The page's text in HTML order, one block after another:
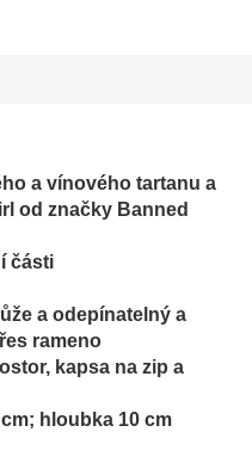
a vínového tartanu a
od značky Banned
části
a odepínatelný a
rameno
kapsa na zip a
hloubka 10 cm